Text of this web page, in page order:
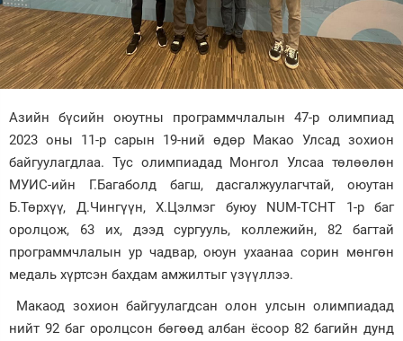
Дэлхий
Энтертайнмэнт
Зурхай
Азийн бүсийн оюутны программчлалын 47-р олимпиад
2023 оны 11-р сарын 19-ний өдөр Макао Улсад зохион
байгуулагдлаа. Тус олимпиадад Монгол Улсаа төлөөлөн
МУИС-ийн Г.Багаболд багш, дасгалжуулагчтай, оюутан
Б.Төрхүү, Д.Чингүүн, Х.Цэлмэг буюу NUM-TCHT 1-р баг
оролцож, 63 их, дээд сургууль, коллежийн, 82 багтай
программчлалын ур чадвар, оюун ухаанаа сорин мөнгөн
медаль хүртсэн бахдам амжилтыг үзүүллээ.
Макаод зохион байгуулагдсан олон улсын олимпиадад
нийт 92 баг оролцсон бөгөөд албан ёсоор 82 багийн дунд